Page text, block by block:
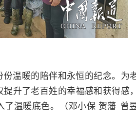
温暖的陪伴和永恒的纪念。为
升了老百姓的幸福感和获得感，
温暖底色。
（邓小保 贺藩 曾